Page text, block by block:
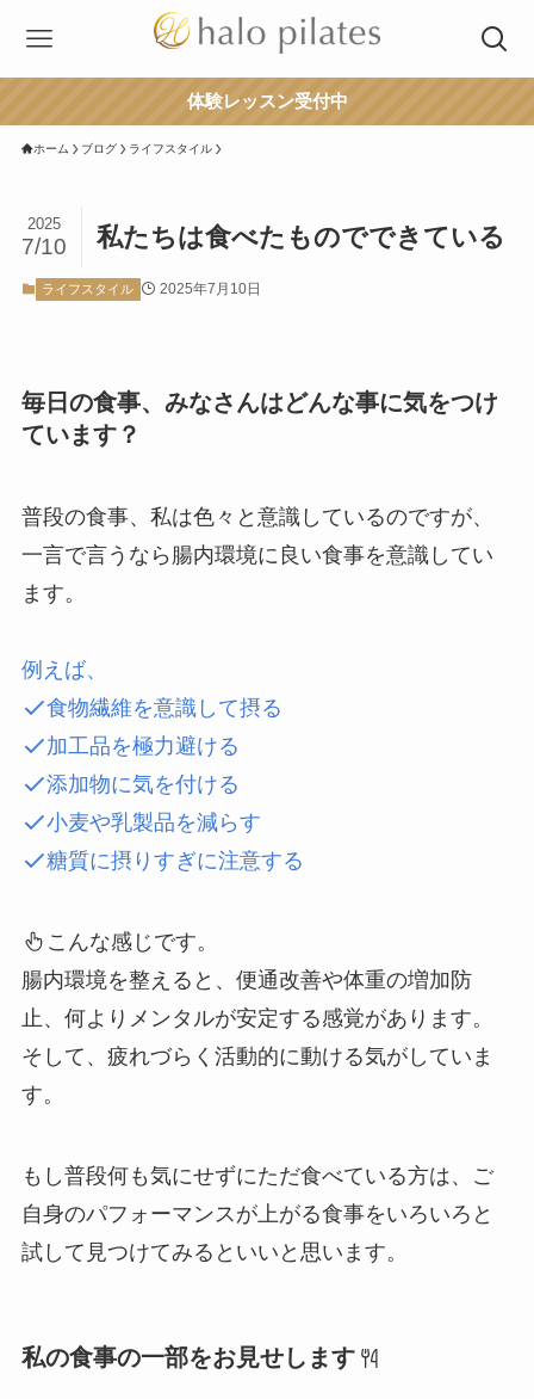
体験レッスン受付中
ホーム ブログ ライフスタイル
私たちは食べたものでできている
2025
7/10
ライフスタイル 2025年7月10日
毎日の食事、みなさんはどんな事に気をつけ
ています？
普段の食事、私は色々と意識しているのですが、
一言で言うなら腸内環境に良い食事を意識してい
ます。
例えば、
食物繊維を意識して摂る
加工品を極力避ける
添加物に気を付ける
小麦や乳製品を減らす
糖質に摂りすぎに注意する
こんな感じです。
腸内環境を整えると、便通改善や体重の増加防
止、何よりメンタルが安定する感覚があります。
そして、疲れづらく活動的に動ける気がしていま
す。
もし普段何も気にせずにただ食べている方は、ご
自身のパフォーマンスが上がる食事をいろいろと
試して見つけてみるといいと思います。
私の食事の一部をお見せします